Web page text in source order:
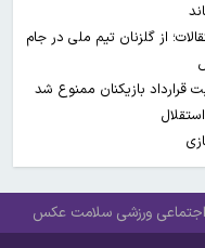
از گلزنان تیم ملی در جام
قرارداد بازیکنان ممنوع شد
ورزشی سلامت عکس